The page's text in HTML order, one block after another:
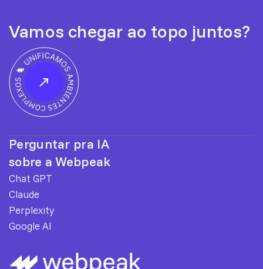
Vamos chegar ao topo juntos?
Perguntar pra IA
sobre a Webpeak
Chat GPT
Claude
Perplexity
Google AI